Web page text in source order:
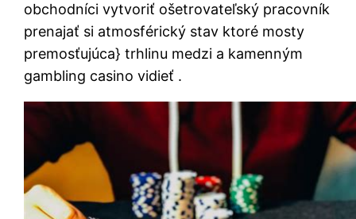
obchodníci vytvoriť ošetrovateľský pracovník
prenajať si atmosférický stav ktoré mosty
premosťujúca} trhlinu medzi a kamenným
gambling casino vidieť .